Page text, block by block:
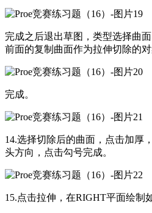
完成之后退出草图，类型选择曲
前面的复制曲面作为拉伸切除的对
完成。
14.选择切除后的曲面，点击加厚
头方向，点击勾号完成。
15.点击拉伸，在RIGHT平面绘制